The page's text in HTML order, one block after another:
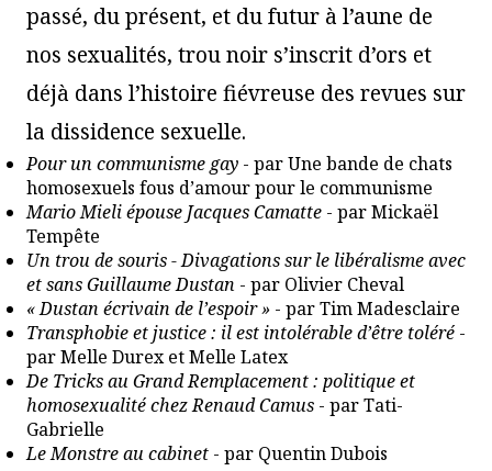
passé, du présent, et du futur à l’aune de
nos sexualités, trou noir s’inscrit d’ors et
déjà dans l’histoire fiévreuse des revues sur
la dissidence sexuelle.
Pour un communisme gay - par Une bande de chats
homosexuels fous d’amour pour le communisme
Mario Mieli épouse Jacques Camatte - par Mickaël
Tempête
Un trou de souris - Divagations sur le libéralisme avec
et sans Guillaume Dustan - par Olivier Cheval
« Dustan écrivain de l’espoir » - par Tim Madesclaire
Transphobie et justice : il est intolérable d’être toléré -
par Melle Durex et Melle Latex
De Tricks au Grand Remplacement : politique et
homosexualité chez Renaud Camus - par Tati-
Gabrielle
Le Monstre au cabinet - par Quentin Dubois